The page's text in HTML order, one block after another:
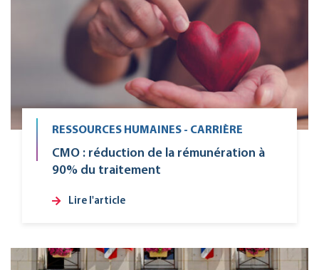
RESSOURCES HUMAINES - CARRIÈRE
CMO : réduction de la rémunération à
90% du traitement
Lire l'article